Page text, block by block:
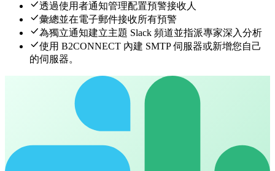
透過使用者通知管理配置預警接收人
彙總並在電子郵件接收所有預警
為獨立通知建立主題 Slack 頻道並指派專家深入分析
使用 B2CONNECT 內建 SMTP 伺服器或新增您自己
的伺服器。